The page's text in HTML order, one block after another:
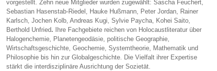
vorgestellt. Zehn neue Mitglieder wurden zugewählt: Sascha Feuchert,
Sebastian Hasenstab-Riedel, Hauke Hußmann, Peter Jordan, Rainer
Karlsch, Jochen Kolb, Andreas Kugi, Sylvie Paycha, Kohei Saito,
Berthold Unfried.
Ihre Fachgebiete reichen von Holocaustliteratur über
Halogenchemie, Planetengeodäsie, politische Geographie,
Wirtschaftsgeschichte, Geochemie, Systemtheorie, Mathematik und
Philosophie bis hin zur Globalgeschichte. Die Vielfalt ihrer Expertise
stärkt die interdisziplinäre Ausrichtung der Sozietät.